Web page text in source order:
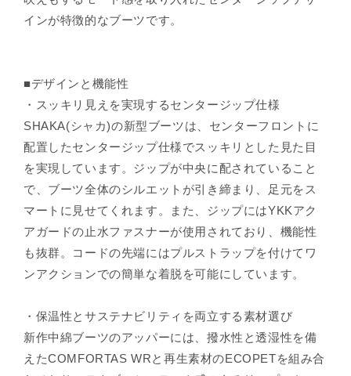
インが特徴的なブーツです。
■デザインと機能性
・スッキリ見えを実現するセンタージップ仕様
SHAKA(シャカ)の新型ブーツは、センターフロントに
配置したセンタージップ仕様でスッキリとした見た目
を実現しています。ジップが中央に配されていること
で、ブーツ全体のシルエットが引き締まり、足元をス
マートに見せてくれます。また、ジップにはYKKアク
アガードの止水ファスナーが使用されており、機能性
も抜群。コードの先端にはプルストラップを付けてワ
ンアクションでの簡単な着脱を可能にしています。
・保温性とサステナビリティを両立する素材選び
新作中綿ブーツのアッパーには、撥水性と透湿性を備
えたCOMFORTAS WRと再生素材のECOPETを組み合